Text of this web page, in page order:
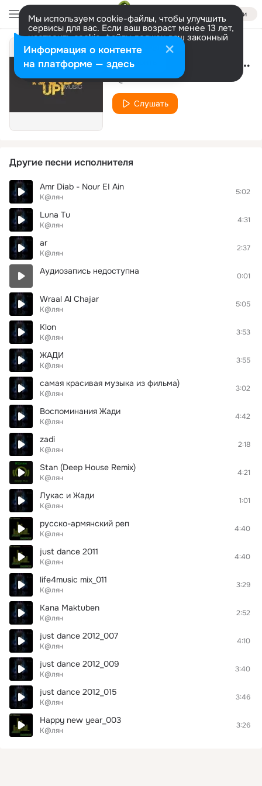
Войти
Мы используем cookie-файлы, чтобы улучшить
сервисы для вас. Если ваш возраст менее 13 лет,
настроить cookie-файлы должен ваш законный
представитель. Больше информации
Разрешить все Настроить Hands Up!(6.12.2013)_015
К@лян
Слушать
Другие песни исполнителя
Amr Diab - Nour EI Ain
К@лян
5:02
Luna Tu
К@лян
4:31
ar
К@лян
2:37
Аудиозапись недоступна 0:01
Wraal Al Chajar
К@лян
5:05
Klon
К@лян
3:53
ЖАДИ
К@лян
3:55
самая красивая музыка из фильма)
К@лян
3:02
Воспоминания Жади
К@лян
4:42
zadi
К@лян
2:18
Stan (Deep House Remix)
К@лян
4:21
Лукас и Жади
К@лян
1:01
русско-армянский реп
К@лян
4:40
just dance 2011
К@лян
4:40
life4music mix_011
К@лян
3:29
Kana Maktuben
К@лян
2:52
just dance 2012_007
К@лян
4:10
just dance 2012_009
К@лян
3:40
just dance 2012_015
К@лян
3:46
Happy new year_003
К@лян
3:26
Информация о контенте
на платформе — здесь